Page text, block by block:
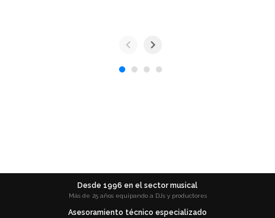
Desde 1996 en el sector musical
Más de 25 años equipando a DJs y productores
Asesoramiento técnico especializado